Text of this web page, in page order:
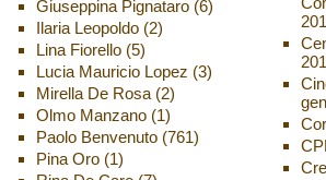
Giuseppina Pignataro(6)
Ilaria Leopoldo(2)
Lina Fiorello(5)
Lucia Mauricio Lopez (3)
Mirella De Rosa(2)
Olmo Manzano(1)
Paolo Benvenuto(761)
Pina Oro(1)